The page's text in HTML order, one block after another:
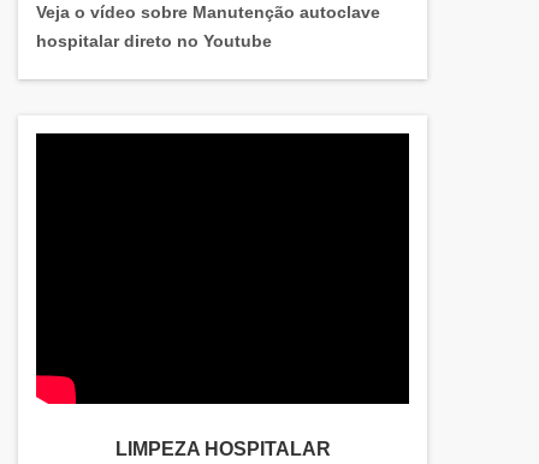
Veja o vídeo sobre Manutenção autoclave
hospitalar direto no Youtube
LIMPEZA HOSPITALAR